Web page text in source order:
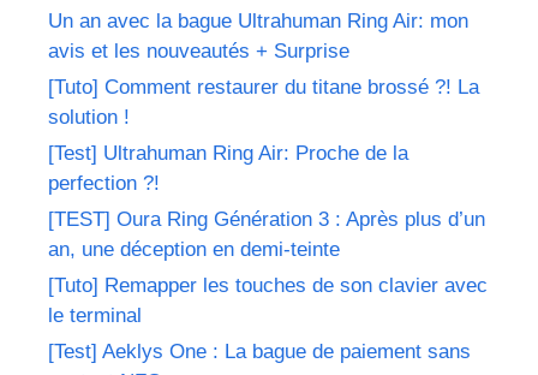
Un an avec la bague Ultrahuman Ring Air: mon
avis et les nouveautés + Surprise
[Tuto] Comment restaurer du titane brossé ?! La
solution !
[Test] Ultrahuman Ring Air: Proche de la
perfection ?!
[TEST] Oura Ring Génération 3 : Après plus d’un
an, une déception en demi-teinte
[Tuto] Remapper les touches de son clavier avec
le terminal
[Test] Aeklys One : La bague de paiement sans